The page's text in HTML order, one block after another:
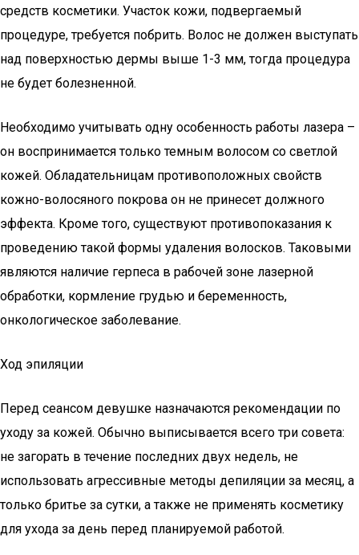
средств косметики. Участок кожи, подвергаемый
процедуре, требуется побрить. Волос не должен выступать
над поверхностью дермы выше 1-3 мм, тогда процедура
не будет болезненной.
Необходимо учитывать одну особенность работы лазера –
он воспринимается только темным волосом со светлой
кожей. Обладательницам противоположных свойств
кожно-волосяного покрова он не принесет должного
эффекта. Кроме того, существуют противопоказания к
проведению такой формы удаления волосков. Таковыми
являются наличие герпеса в рабочей зоне лазерной
обработки, кормление грудью и беременность,
онкологическое заболевание.
Ход эпиляции
Перед сеансом девушке назначаются рекомендации по
уходу за кожей. Обычно выписывается всего три совета:
не загорать в течение последних двух недель, не
использовать агрессивные методы депиляции за месяц, а
только бритье за сутки, а также не применять косметику
для ухода за день перед планируемой работой.